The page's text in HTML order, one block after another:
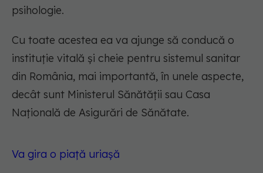
psihologie.
Cu toate acestea ea va ajunge să conducă o
instituție vitală și cheie pentru sistemul sanitar
din România, mai importantă, în unele aspecte,
decât sunt Ministerul Sănătății sau Casa
Națională de Asigurări de Sănătate.
Va gira o piață uriașă